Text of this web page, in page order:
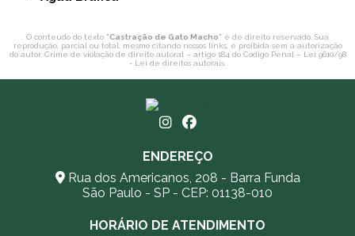
O conteúdo do texto "Castração de Gato Macho" é de direito reservado. Sua
reprodução, parcial ou total, mesmo citando nossos links, é proibida sem a autorização
do autor. Crime de violação de direito autoral – artigo 184 do Código Penal – Lei 9610/98
- Lei de direitos autorais.
ENDEREÇO
Rua dos Americanos, 208 - Barra Funda
São Paulo - SP - CEP: 01138-010
HORÁRIO DE ATENDIMENTO